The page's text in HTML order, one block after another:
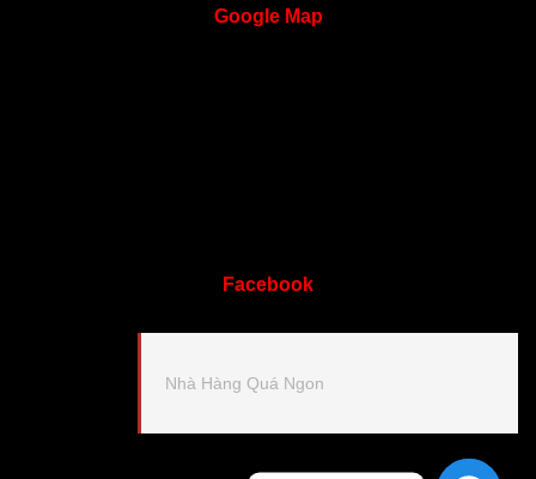
GoogleMap
Facebook
Nhà Hàng Quá Ngon